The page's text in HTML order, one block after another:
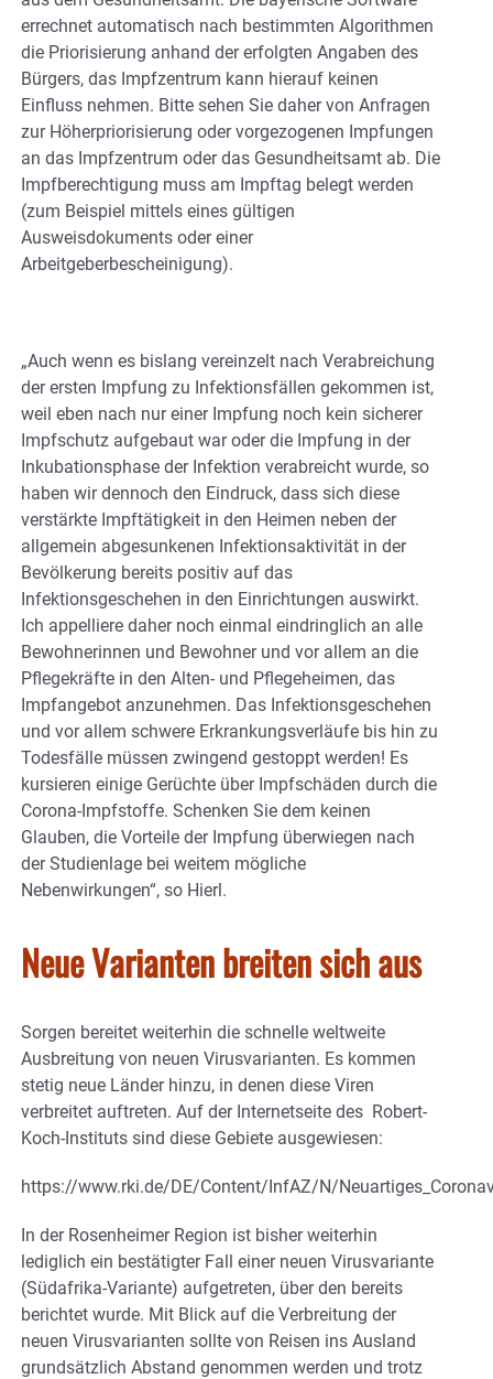
errechnet automatisch nach bestimmten Algorithmen
die Priorisierung anhand der erfolgten Angaben des
Bürgers, das Impfzentrum kann hierauf keinen
Einfluss nehmen. Bitte sehen Sie daher von Anfragen
zur Höherpriorisierung oder vorgezogenen Impfungen
an das Impfzentrum oder das Gesundheitsamt ab. Die
Impfberechtigung muss am Impftag belegt werden
(zum Beispiel mittels eines gültigen
Ausweisdokuments oder einer
Arbeitgeberbescheinigung).
„Auch wenn es bislang vereinzelt nach Verabreichung
der ersten Impfung zu Infektionsfällen gekommen ist,
weil eben nach nur einer Impfung noch kein sicherer
Impfschutz aufgebaut war oder die Impfung in der
Inkubationsphase der Infektion verabreicht wurde, so
haben wir dennoch den Eindruck, dass sich diese
verstärkte Impftätigkeit in den Heimen neben der
allgemein abgesunkenen Infektionsaktivität in der
Bevölkerung bereits positiv auf das
Infektionsgeschehen in den Einrichtungen auswirkt.
Ich appelliere daher noch einmal eindringlich an alle
Bewohnerinnen und Bewohner und vor allem an die
Pflegekräfte in den Alten- und Pflegeheimen, das
Impfangebot anzunehmen. Das Infektionsgeschehen
und vor allem schwere Erkrankungsverläufe bis hin zu
Todesfälle müssen zwingend gestoppt werden! Es
kursieren einige Gerüchte über Impfschäden durch die
Corona-Impfstoffe. Schenken Sie dem keinen
Glauben, die Vorteile der Impfung überwiegen nach
der Studienlage bei weitem mögliche
Nebenwirkungen“, so Hierl.
Neue Varianten breiten sich aus
Sorgen bereitet weiterhin die schnelle weltweite
Ausbreitung von neuen Virusvarianten. Es kommen
stetig neue Länder hinzu, in denen diese Viren
verbreitet auftreten. Auf der Internetseite des Robert-
Koch-Instituts sind diese Gebiete ausgewiesen:
https://www.rki.de/DE/Content/InfAZ/N/
In der Rosenheimer Region ist bisher weiterhin
lediglich ein bestätigter Fall einer neuen Virusvariante
(Südafrika-Variante) aufgetreten, über den bereits
berichtet wurde. Mit Blick auf die Verbreitung der
neuen Virusvarianten sollte von Reisen ins Ausland
grundsätzlich Abstand genommen werden und trotz